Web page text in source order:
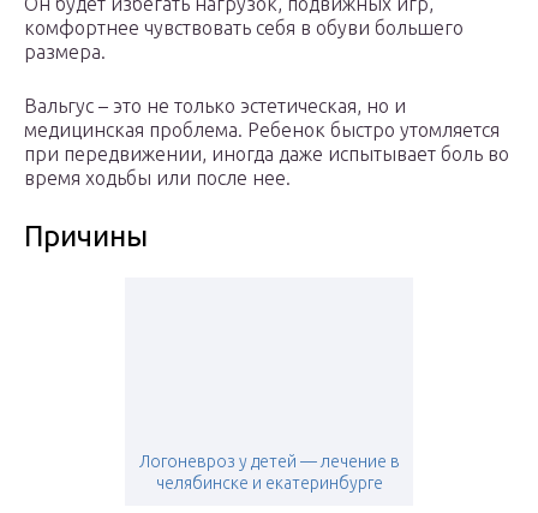
комфортнее чувствовать себя в обуви большего
размера.
Вальгус – это не только эстетическая, но и
медицинская проблема. Ребенок быстро утомляется
при передвижении, иногда даже испытывает боль во
время ходьбы или после нее.
Причины
Логоневроз у детей — лечение в
челябинске и екатеринбурге